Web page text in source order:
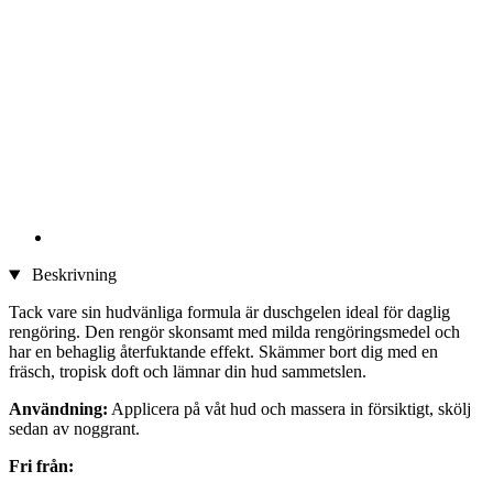
Beskrivning
Tack vare sin hudvänliga formula är duschgelen ideal för daglig
rengöring. Den rengör skonsamt med milda rengöringsmedel och
har en behaglig återfuktande effekt. Skämmer bort dig med en
fräsch, tropisk doft och lämnar din hud sammetslen.
Användning: Applicera på våt hud och massera in försiktigt, skölj
sedan av noggrant.
Fri från: